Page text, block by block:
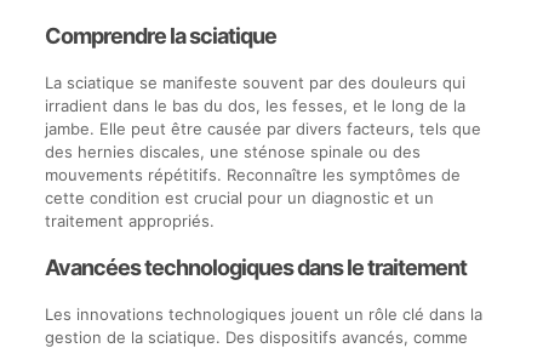
Comprendre la sciatique
La sciatique se manifeste souvent par des douleurs qui
irradient dans le bas du dos, les fesses, et le long de la
jambe. Elle peut être causée par divers facteurs, tels que
des hernies discales, une sténose spinale ou des
mouvements répétitifs. Reconnaître les symptômes de
cette condition est crucial pour un diagnostic et un
traitement appropriés.
Avancées technologiques dans le traitement
Les innovations technologiques jouent un rôle clé dans la
gestion de la sciatique. Des dispositifs avancés, comme